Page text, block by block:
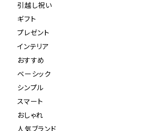
引越し祝い
ギフト
プレゼント
インテリア
おすすめ
ベーシック
シンプル
スマート
おしゃれ
人気ブランド